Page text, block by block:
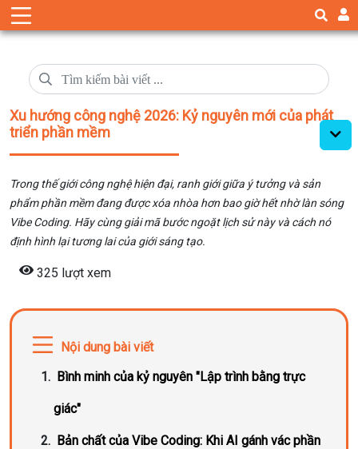
Xu hướng công nghệ 2026: Kỷ nguyên mới của phát
triển phần mềm
Trong thế giới công nghệ hiện đại, ranh giới giữa ý tưởng và sản
phẩm phần mềm đang được xóa nhòa hơn bao giờ hết nhờ làn sóng
Vibe Coding. Hãy cùng giải mã bước ngoặt lịch sử này và cách nó
định hình lại tương lai của giới sáng tạo.
325 lượt xem
Nội dung bài viết
Bình minh của kỷ nguyên "Lập trình bằng trực
giác"
Bản chất của Vibe Coding: Khi AI gánh vác phần